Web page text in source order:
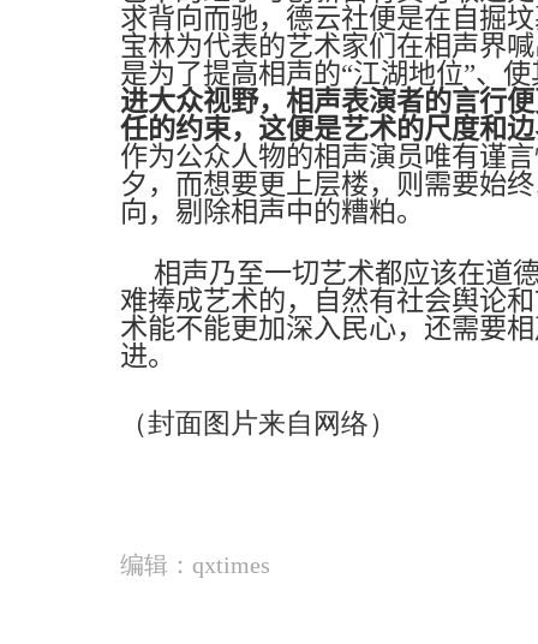
求背向而驰，德云社便是在自掘
宝林为代表的艺术家们在相声界
是为了提高相声的“江湖地位”、
进大众视野，相声表演者的言行
任的约束，这便是艺术的尺度和
作为公众人物的相声演员唯有谨
夕，而想要更上层楼，则需要始
向，剔除相声中的糟粕。
相声乃至一切艺术都应该在道
难捧成艺术的，自然有社会舆论
术能不能更加深入民心，还需要
进。
（封面图片来自网络）
编辑：qxtimes